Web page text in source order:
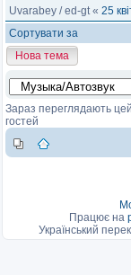
Uvarabey /ed-gt« 25
Сортувати за
Нова тема
Зараз переглядають
гостей
Працює на
Український